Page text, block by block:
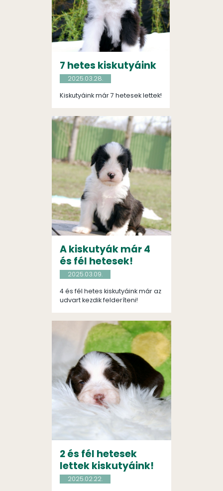
7 hetes kiskutyáink
2025.03.28.
Kiskutyáink már 7 hetesek lettek!
A kiskutyák már 4
és fél hetesek!
2025.03.09.
4 és fél hetes kiskutyáink már az
udvart kezdik felderíteni!
2 és fél hetesek
lettek kiskutyáink!
2025.02.22.